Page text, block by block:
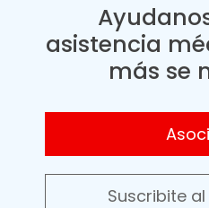
asistencia
más se
Suscribite